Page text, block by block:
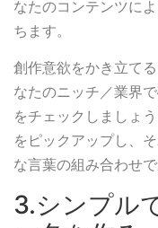
なたのコンテンツに
ちます。
創作意欲をかき立て
なたのニッチ／業界
をチェックしましょ
をピックアップし、
な言葉の組み合わせ
3.シンプル